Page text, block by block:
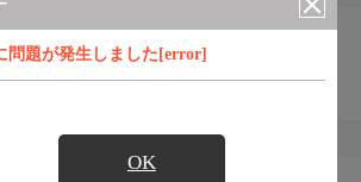
問題が発生しました[error]
OK
すめ番組